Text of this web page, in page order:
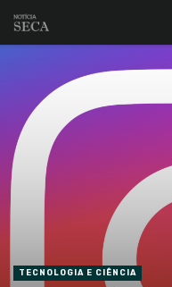
TECNOLOGIA E CIÊNCIA